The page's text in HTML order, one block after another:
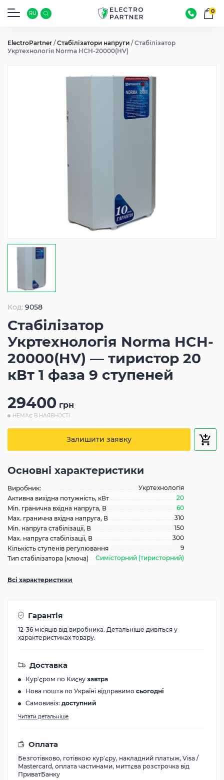
RU 0
ElectroPartner /Стабілізатори напруги /Стабілізатор
Укртехнологія Norma HCH-20000(HV)
Код: 9058
Стабілізатор
Укртехнологія Norma HCH-
20000(HV) — тиристор 20
кВт 1 фаза 9 ступеней
29400 грн
НЕМАЄ В НАЯВНОСТІ
Залишити заявку
Основні характеристики
Виробник:
Укртехнологія
Активна вихідна потужність, кВт
20
Min. гранична вхідна напруга, В
60
Max. гранична вхідна напруга, В
310
Min. напруга стабілізації, В
150
Max. напруга стабілізації, В
300
Кількість ступенів регулювання
9
Тип стабілізатора (ключа)
Симісторний (тиристорний)
Всі характеристики
Гарантія
12-36 місяців від виробника. Детальніше дивіться у
характеристиках товару.
Доставка
Кур'єром по Києву завтра
Нова пошта по Україні відправимо сьогодні
Самовивіз: доступний
Читати детальніше
Оплата
Безготівково, готівкою кур'єру, накладний платыж, Visa /
Mastercard, оплата частинами, миттєва розстрочка від
ПриватБанку